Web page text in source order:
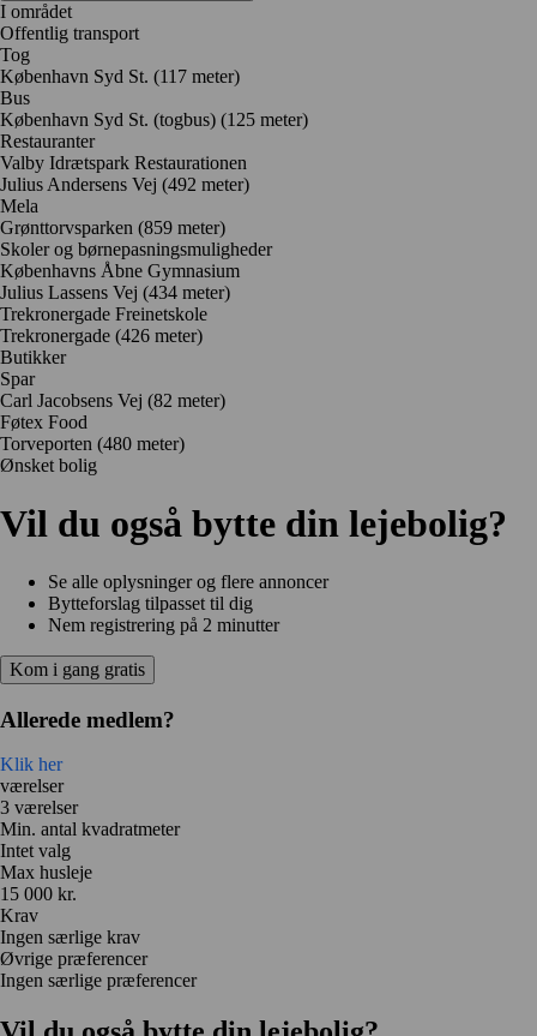
I området
Offentlig transport
Tog
København Syd St. (117 meter)
Bus
København Syd St. (togbus) (125 meter)
Restauranter
Valby Idrætspark Restaurationen
Julius Andersens Vej (492 meter)
Mela
Grønttorvsparken (859 meter)
Skoler og børnepasningsmuligheder
Københavns Åbne Gymnasium
Julius Lassens Vej (434 meter)
Trekronergade Freinetskole
Trekronergade (426 meter)
Butikker
Spar
Carl Jacobsens Vej (82 meter)
Føtex Food
Torveporten (480 meter)
Ønsket bolig
Vil du også bytte din lejebolig?
Se alle oplysninger og flere annoncer
Bytteforslag tilpasset til dig
Nem registrering på 2 minutter
Kom i gang gratis
Allerede medlem?
Klik her
værelser
3 værelser
Min. antal kvadratmeter
Intet valg
Max husleje
15 000 kr.
Krav
Ingen særlige krav
Øvrige præferencer
Ingen særlige præferencer